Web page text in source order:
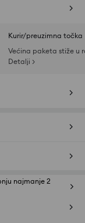
Kurir/preuzimna točka
Većina paketa stiže u
Detalji >
najmanje 2